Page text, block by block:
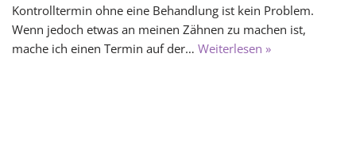
Kontrolltermin ohne eine Behandlung ist kein Problem.
Wenn jedoch etwas an meinen Zähnen zu machen ist,
mache ich einen Termin auf der… Weiterlesen »